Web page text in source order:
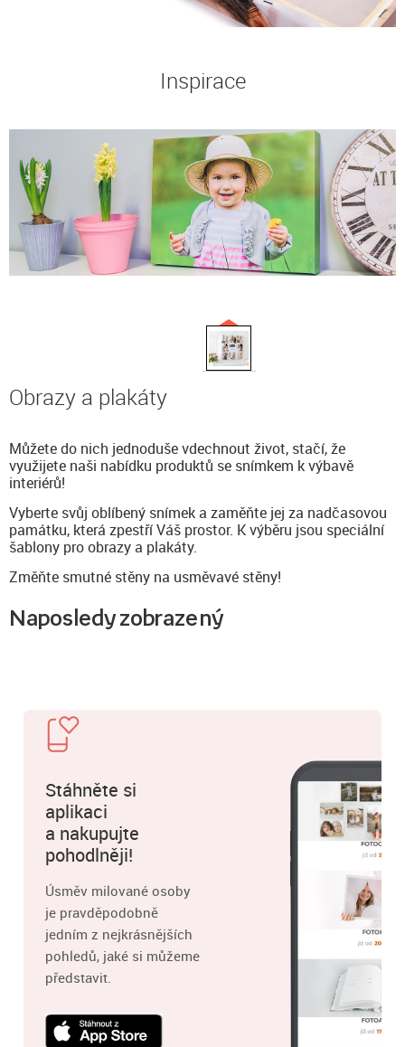
Inspirace
Obrazy a plakáty
Můžete do nich jednoduše vdechnout život, stačí, že
využijete naši nabídku produktů se snímkem k výbavě
interiérů!
Vyberte svůj oblíbený snímek a zaměňte jej za nadčasovou
památku, která zpestří Váš prostor. K výběru jsou speciální
šablony pro obrazy a plakáty.
Změňte smutné stěny na usměvavé stěny!
Naposledy zobrazený
Stáhněte si
aplikaci
a nakupujte
pohodlněji!
Úsměv milované osoby
je pravděpodobně
jedním z nejkrásnějších
pohledů, jaké si můžeme
představit.